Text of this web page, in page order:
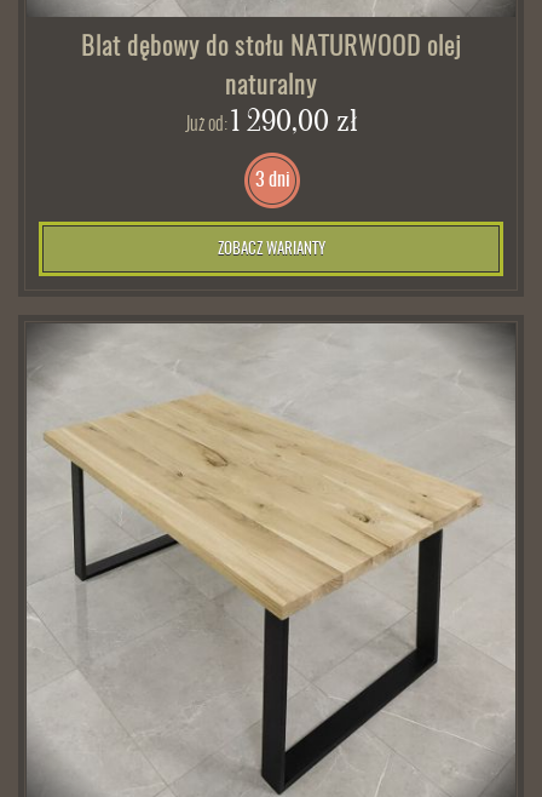
Blat dębowy do stołu NATURWOOD olej
naturalny
Już od: 1 290,00 zł
3 dni
ZOBACZ WARIANTY